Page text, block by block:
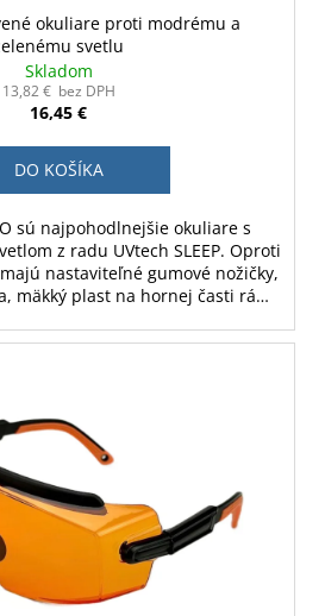
proti modrému a
svetlu
Skladom
13,82 € bez DPH
16,45 €
DO KOŠÍKA
sú najpohodlnejšie okuliare s
z radu UVtech SLEEP. Oproti
nastaviteľné gumové nožičky,
mäkký plast na hornej časti rámu